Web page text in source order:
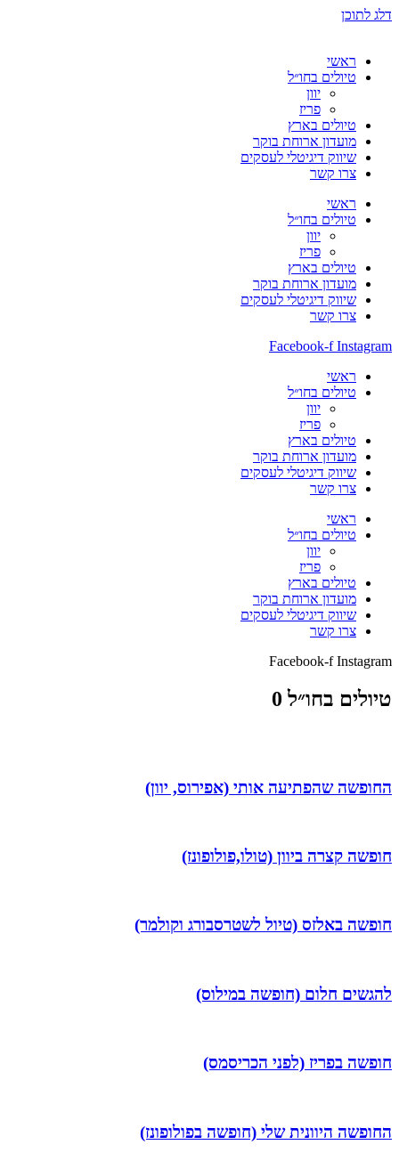
דלג לתוכן
ראשי
טיולים בחו״ל
יוון
פריז
טיולים בארץ
מועדון ארוחת בוקר
שיווק דיגיטלי לעסקים
צרו קשר
ראשי
טיולים בחו״ל
יוון
פריז
טיולים בארץ
מועדון ארוחת בוקר
שיווק דיגיטלי לעסקים
צרו קשר
Facebook-f Instagram
ראשי
טיולים בחו״ל
יוון
פריז
טיולים בארץ
מועדון ארוחת בוקר
שיווק דיגיטלי לעסקים
צרו קשר
ראשי
טיולים בחו״ל
יוון
פריז
טיולים בארץ
מועדון ארוחת בוקר
שיווק דיגיטלי לעסקים
צרו קשר
Facebook-f Instagram
טיולים בחו״ל 0
החופשה שהפתיעה אותי (אפירוס, יוון)
חופשה קצרה ביוון (טולו,פולופונז)
חופשה באלזס (טיול לשטרסבורג וקולמר)
להגשים חלום (חופשה במילוס)
חופשה בפריז (לפני הכריסמס)
החופשה היוונית שלי (חופשה בפולופונז)